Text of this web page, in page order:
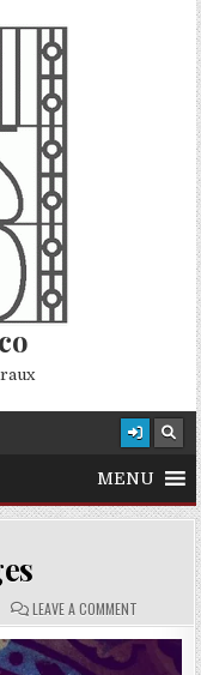
MENU
COMMENTS:
LEAVE A COMMENT ON LES